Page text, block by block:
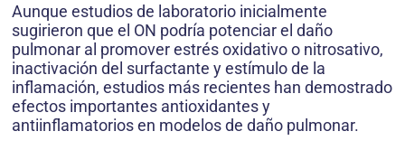
Aunque estudios de laboratorio inicialmente
sugirieron que el ON podría potenciar el daño
pulmonar al promover estrés oxidativo o nitrosativo,
inactivación del surfactante y estímulo de la
inflamación, estudios más recientes han demostrado
efectos importantes antioxidantes y
antiinflamatorios en modelos de daño pulmonar.